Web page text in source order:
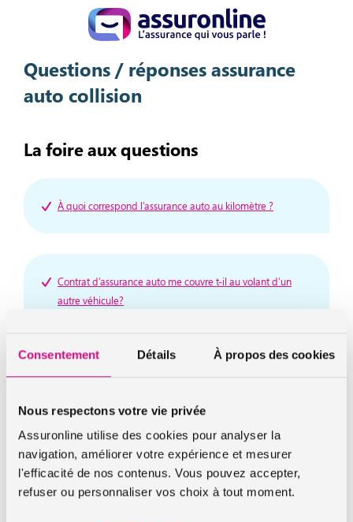
Consentement Détails À propos des cookies
Nous respectons votre vie privée
Assuronline utilise des cookies pour analyser la
navigation, améliorer votre expérience et mesurer
l'efficacité de nos contenus. Vous pouvez accepter,
refuser ou personnaliser vos choix à tout moment.
Questions / réponses assurance
auto collision
La foire aux questions
À quoi correspond l’assurance auto au kilomètre ?
Contrat d’assurance auto me couvre t-il au volant d’un
autre véhicule?
La différence entre l’assurance au tiers et l’assurance tous
Quels droits pour le conducteur secondaire ?